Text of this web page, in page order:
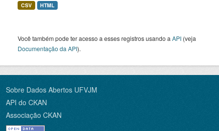
CSV HTML
Você também pode ter acesso a esses registros usando a API (veja
Documentação da API).
Sobre Dados Abertos UFVJM
API do CKAN
Associação CKAN